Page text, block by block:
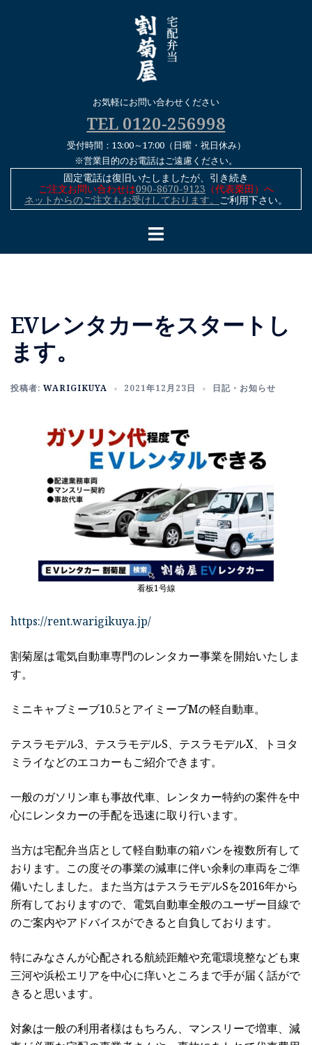
お気軽にお問い合わせください
TEL 0120-256998
受付時間：13:00～17:00（日曜・祝日休み）
※営業目的のお電話はご遠慮ください。
固定電話は復旧いたしましたが、引き続き
ご注文お問い合わせは090-8670-9123 （代表栗田）へ
ネットからのご注文もお受けしております。 ご利用下さい。
EVレンタカーをスタートし
ます。
投稿者: WARIGIKUYA 2021年12月23日 日記・お知らせ
看板1号線
https://rent.warigikuya.jp/
割菊屋は電気自動車専門のレンタカー事業を開始いたしま
す。
ミニキャブミーブ10.5とアイミーブMの軽自動車。
テスラモデル3、テスラモデルS、テスラモデルX、トヨタ
ミライなどのエコカーもご紹介できます。
一般のガソリン車も事故代車、レンタカー特約の案件を中
心にレンタカーの手配を迅速に取り行います。
当方は宅配弁当店として軽自動車の箱バンを複数所有して
おります。この度その事業の減車に伴い余剰の車両をご準
備いたしました。また当方はテスラモデルSを2016年から
所有しておりますので、電気自動車全般のユーザー目線で
のご案内やアドバイスができると自負しております。
特にみなさんが心配される航続距離や充電環境整なども東
三河や浜松エリアを中心に痒いところまで手が届く話がで
きると思います。
対象は一般の利用者様はもちろん、マンスリーで増車、減